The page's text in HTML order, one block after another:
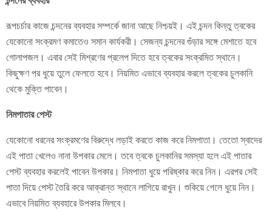
রূপচর্চার কাজে চন্দনের ব্যবহার সম্পর্কে জানা আছে নিশ্চয়ই। এই চন্দন কিন্তু ত্বকের
যেকোনো সংক্রমণ কমাতেও সমান কার্যকরী। সেজন্য চন্দনের গুঁড়ার সঙ্গে মেশাতে হবে
গোলাপজল। এবার সেই মিশ্রণের প্রলেপ দিতে হবে ত্বকের সংক্রমিত স্থানে।
কিছুক্ষণ পর ধুয়ে তুলে ফেলতে হবে। নিয়মিত এভাবে ব্যবহার করলে ত্বকের চুলকানি
থেকে মুক্তি পাবেন।
নিমপাতার পেস্ট
যেকোনো ধরনের সংক্রমণের বিরুদ্ধে লড়াই করতে কাজ করে নিমপাতা। তেতো স্বাদের
এই পাতা খেলেও নানা উপকার মেলে। তবে ত্বকে চুলকানির সমস্যা হলে এই পাতার
পেস্ট ব্যবহার করলেই পাবেন উপকার। নিমপাতা ধুয়ে পরিষ্কার করে নিন। এরপর সেই
পাতা দিয়ে পেস্ট তৈরি করে আক্রান্ত স্থানে লাগিয়ে রাখুন। শুকিয়ে গেলে ধুয়ে নিন।
এভাবে নিয়মিত ব্যবহারে উপকার মিলবে।